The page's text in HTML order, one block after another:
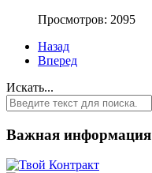
Просмотров: 2095
Назад
Вперед
Искать...
Важная информация